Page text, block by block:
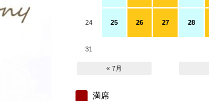
24 25 26 27 28
31
« 7月
満席